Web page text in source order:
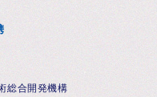
総合開発機構